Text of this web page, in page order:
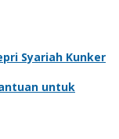
Syariah Kunker
untuk